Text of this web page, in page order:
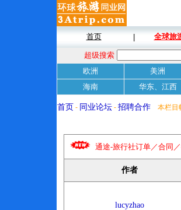
首页 全球旅
超级搜索
欧洲
美洲
海南
华东、江西
首页 - 同业论坛 - 招聘合作 本栏目
通途-旅行社订单／合同
作者
lucyzhao